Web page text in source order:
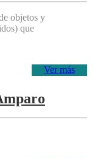
objetos y
que
Ver más